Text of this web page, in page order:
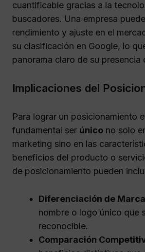
cuantificable gracias a la
buscadores. Una empresa
rendimiento y ajuste en el
su clasificación en Google, lo
panorama claro de su presencia
Implicaciones del
Para lograr un posicionamiento
fundamental ser único no solo
marketing sino en las
beneficios del producto o
de posicionamiento pueden
Diferenciación de
nombre o logo único que
reconocible.
Comparación